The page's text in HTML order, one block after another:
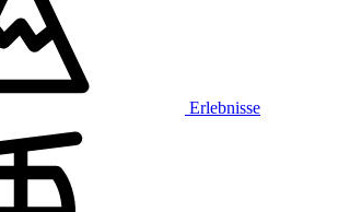
Erlebnisse